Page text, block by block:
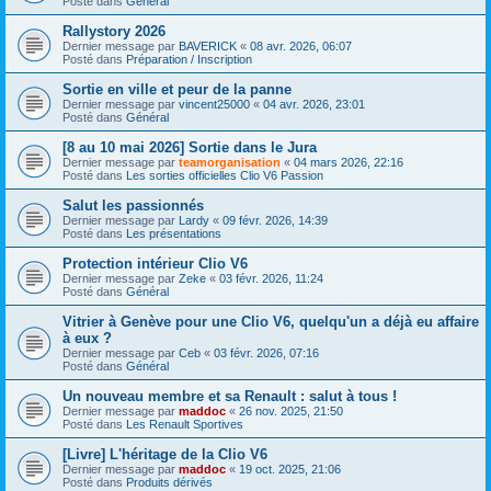
Rallystory 2026
Dernier message par BAVERICK « 08 avr. 2026, 06:07
Posté dans Préparation / Inscription
Sortie en ville et peur de la panne
Dernier message par vincent25000 « 04 avr. 2026, 23:01
Posté dans Général
[8 au 10 mai 2026] Sortie dans le Jura
Dernier message par teamorganisation « 04 mars 2026, 22:16
Posté dans Les sorties officielles Clio V6 Passion
Salut les passionnés
Dernier message par Lardy « 09 févr. 2026, 14:39
Posté dans Les présentations
Protection intérieur Clio V6
Dernier message par Zeke « 03 févr. 2026, 11:24
Posté dans Général
Vitrier à Genève pour une Clio V6, quelqu'un a déjà eu affaire
à eux ?
Dernier message par Ceb « 03 févr. 2026, 07:16
Posté dans Général
Un nouveau membre et sa Renault : salut à tous !
Dernier message par maddoc « 26 nov. 2025, 21:50
Posté dans Les Renault Sportives
[Livre] L'héritage de la Clio V6
Dernier message par maddoc « 19 oct. 2025, 21:06
Posté dans Produits dérivés